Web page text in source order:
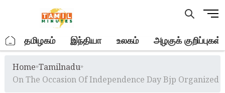
M
u
t
. தமிழகம் இந்தியா உலகம் அழகுக் குறிப்புகள்
Home»Tamilnadu»
On The Occasion Of Independence Day Bjp